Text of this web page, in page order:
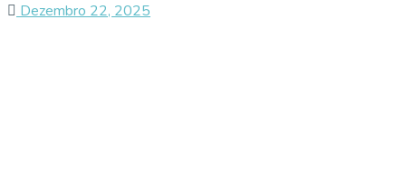
Dezembro 22, 2025